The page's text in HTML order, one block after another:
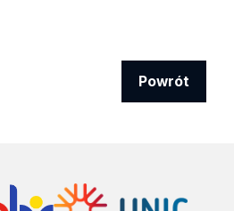
Powrót